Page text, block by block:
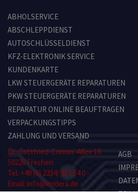
ABHOLSERVICE
ABSCHLEPPDIENST
AUTOSCHLÜSSELDIENST
KFZ-ELEKTRONIK SERVICE
KUNDENKARTE
LKW STEUERGERÄTE REPARATUREN
PKW STEUERGERÄTE REPARATUREN
REPARATUR ONLINE BEAUFTRAGEN
VERPACKUNGSTIPPS
ZAHLUNG UND VERSAND
Dr.-Gottfried-Cremer-Allee 18
50226 Frechen
Tel. +49 (0) 2234/ 933 54 0
Email: info@endera.de
AGB